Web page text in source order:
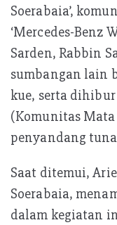
Soerabaia’,
‘Mercedes-Benz
Sarden, Rabbin
sumbangan lain
kue, serta
(Komunitas
penyandang
Saat ditemui,
Soerabaia,
dalam kegiatan